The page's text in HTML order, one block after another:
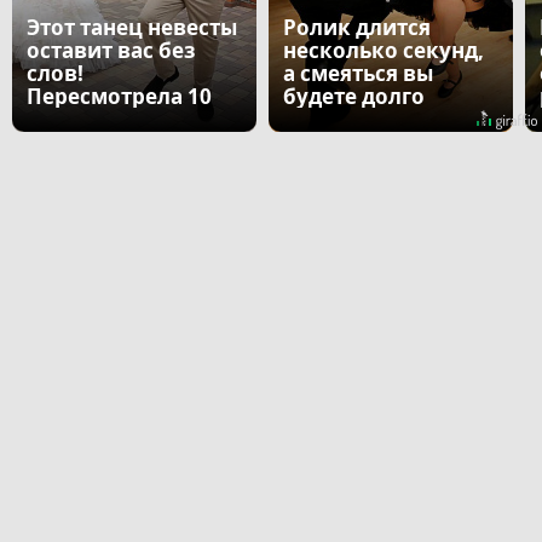
Этот танец невесты
оставит вас без
слов!
Пересмотрела 10
Ролик длится
несколько секунд,
а смеяться вы
будете долго